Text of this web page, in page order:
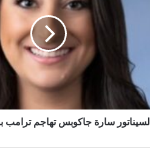
السيناتور سارة جاكوبس تهاجم ترامب